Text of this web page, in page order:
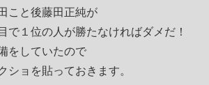
こと後藤田正純が
で１位の人が勝たなければダメだ！
をしていたので
ショを貼っておきます。